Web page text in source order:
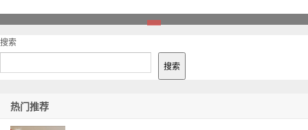
搜索
搜索
热门推荐